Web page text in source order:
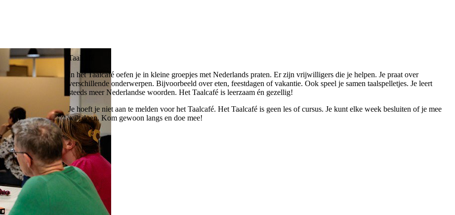
Taalcafé
In het Taalcafé oefen je in kleine groepjes met Nederlands praten. Er zijn vrijwilligers die je helpen. Je praat over
verschillende onderwerpen. Bijvoorbeeld over eten, feestdagen of vakantie. Ook speel je samen taalspelletjes. Je leert
steeds meer Nederlandse woorden. Het Taalcafé is leerzaam én gezellig!
Je hoeft je niet aan te melden voor het Taalcafé. Het Taalcafé is geen les of cursus. Je kunt elke week besluiten of je mee
wilt doen. Kom gewoon langs en doe mee!